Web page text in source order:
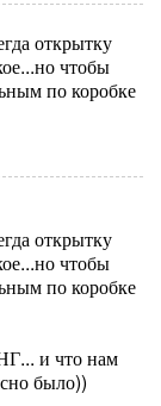
открытку
чтобы
по коробке
открытку
чтобы
по коробке
и что нам
было))